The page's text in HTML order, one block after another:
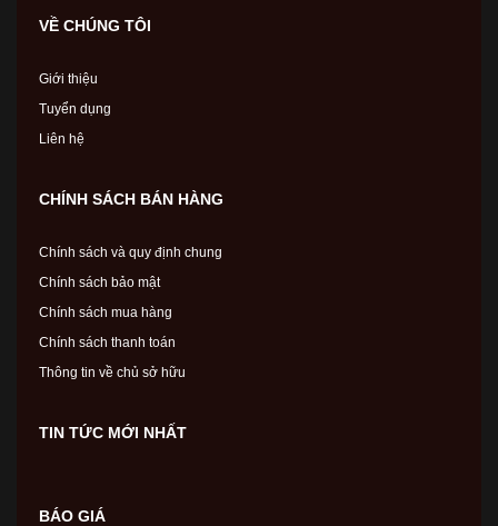
VỀ CHÚNG TÔI
Giới thiệu
Tuyển dụng
Liên hệ
CHÍNH SÁCH BÁN HÀNG
Chính sách và quy định chung
Chính sách bảo mật
Chính sách mua hàng
Chính sách thanh toán
Thông tin về chủ sở hữu
TIN TỨC MỚI NHẤT
BÁO GIÁ